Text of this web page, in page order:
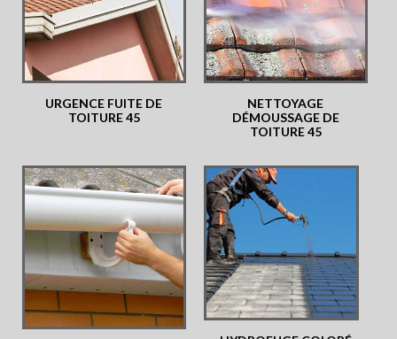
URGENCE FUITE DE
TOITURE 45
NETTOYAGE
DÉMOUSSAGE DE
TOITURE 45